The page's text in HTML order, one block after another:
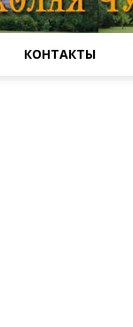
КОНТАКТЫ